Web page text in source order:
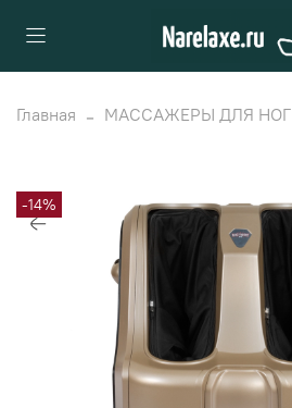
Главная МАССАЖЕРЫ ДЛЯ НОГ
-14%